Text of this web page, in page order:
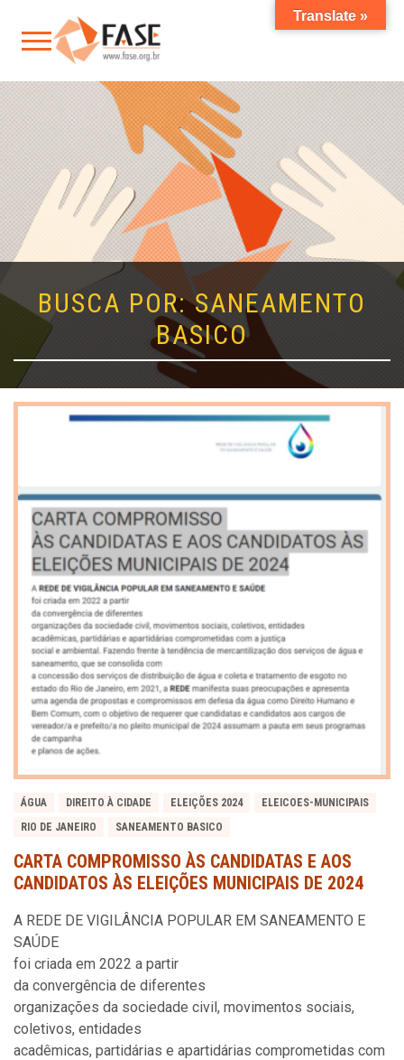
BUSCA POR: SANEAMENTO
BASICO
ÁGUA DIREITO À CIDADE ELEIÇÕES 2024
ELEICOES-MUNICIPAIS
RIO DE JANEIRO
SANEAMENTO BASICO
CARTA COMPROMISSO ÀS CANDIDATAS E AOS
CANDIDATOS ÀS ELEIÇÕES MUNICIPAIS DE 2024
A REDE DE VIGILÂNCIA POPULAR EM SANEAMENTO E
SAÚDE
foi criada em 2022 a partir
da convergência de diferentes
organizações da sociedade civil, movimentos sociais,
coletivos, entidades
acadêmicas, partidárias e apartidárias comprometidas com
Translate »